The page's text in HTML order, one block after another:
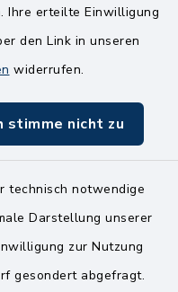
Ihre erteilte Einwilligung
den Link in unseren
widerrufen.
stimme nicht zu
technisch notwendige
Darstellung unserer
zur Nutzung
gesondert abgefragt.